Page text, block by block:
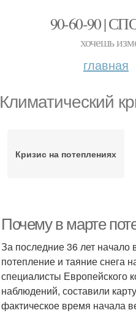
90-60-90 |
хочешь
главная
Климатический
Кризис на потеплениях
Почему в марте
За последние 36 лет
потепление и таяние снега
специалисты Европейского
наблюдений, составили
фактическое время начала